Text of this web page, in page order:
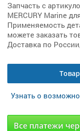
Запчасть с
MERCURY Marine
Применяемость
можете заказать
Доставка по
Узнать о
Все платежи